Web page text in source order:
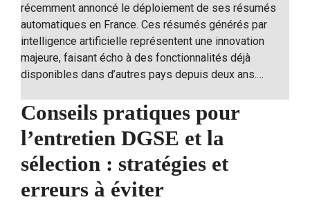
récemment annoncé le déploiement de ses résumés
automatiques en France. Ces résumés générés par
intelligence artificielle représentent une innovation
majeure, faisant écho à des fonctionnalités déjà
disponibles dans d’autres pays depuis deux ans.…
Conseils pratiques pour
l’entretien DGSE et la
sélection : stratégies et
erreurs à éviter